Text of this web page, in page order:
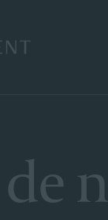
d’accueil